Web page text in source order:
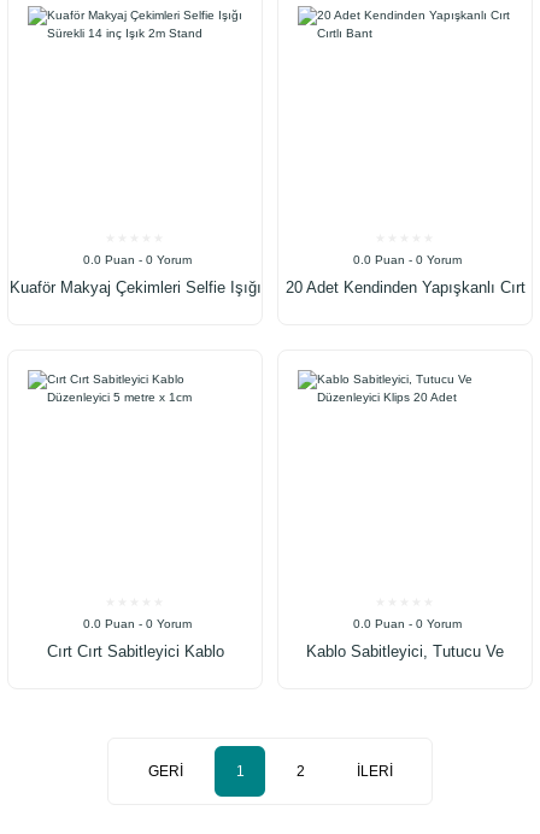
0.0 Puan - 0 Yorum
Kuaför Makyaj Çekimleri Selfie Işığı
0.0 Puan - 0 Yorum
20 Adet Kendinden Yapışkanlı Cırt
0.0 Puan - 0 Yorum
Cırt Cırt Sabitleyici Kablo
0.0 Puan - 0 Yorum
Kablo Sabitleyici, Tutucu Ve
1 2